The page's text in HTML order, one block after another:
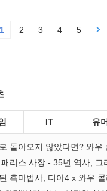
1 2 3 4 5
IT 유머
돌아오지 않았다면? 와우
리스 사장 - 35년 역사, 그
흑마법사, 디아4 x 와우